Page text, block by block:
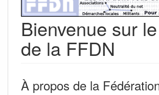
Bienvenue sur
de la FFDN
À propos de la